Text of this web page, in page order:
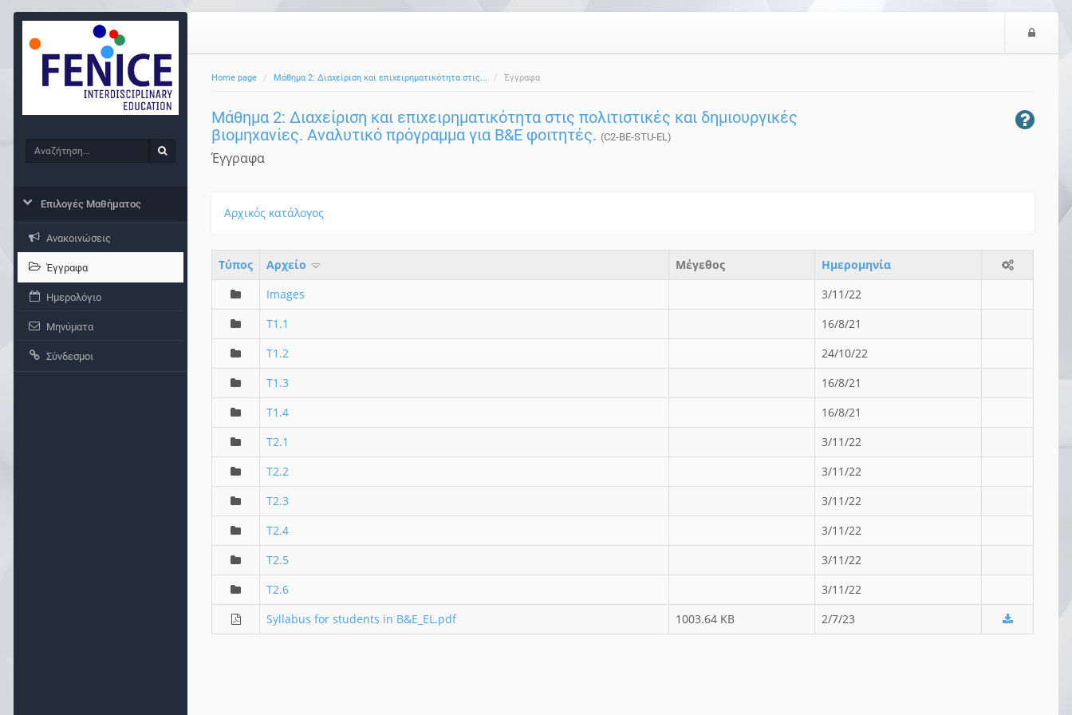
Home page Μάθημα 2: Διαχείριση και επιχειρηματικότητα στις... Έγγραφα
Μάθημα 2: Διαχείριση και επιχειρηματικότητα στις πολιτιστικές και δημιουργικές
βιομηχανίες. Αναλυτικό πρόγραμμα για B&E φοιτητές. (C2-BE-STU-EL)
Έγγραφα
Αρχικός κατάλογος
Τύπος Aρχείο Μέγεθος
Ημερομηνία
Images
3/11/22
T1.1
16/8/21
T1.2
24/10/22
T1.3
16/8/21
T1.4
16/8/21
T2.1
3/11/22
T2.2
3/11/22
T2.3
3/11/22
T2.4
3/11/22
T2.5
3/11/22
T2.6
3/11/22
Syllabus for students in B&E_EL.pdf
1003.64 KB 2/7/23
Αναζήτηση Αναζήτηση
Επιλογές Μαθήματος
Ανακοινώσεις
Έγγραφα
Ημερολόγιο
Μηνύματα
Σύνδεσμοι